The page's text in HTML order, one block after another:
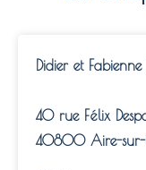
Didier et
40 rue Félix
40800 Aire-sur-